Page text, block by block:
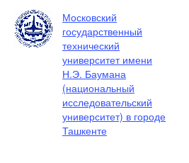
Московский
государственный
технический
университет имени
Н.Э. Баумана
(национальный
исследовательский
университет) в городе
Ташкенте